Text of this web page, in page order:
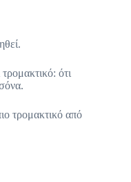
τρομακτικό: ότι
τρομακτικό από